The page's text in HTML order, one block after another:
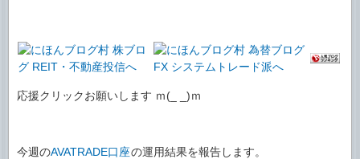
応援クリックお願いします ｍ(_ _)ｍ
今週のAVATRADE口座の運用結果を報告します。